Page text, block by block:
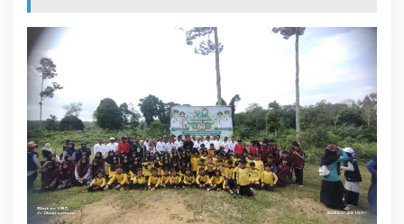
P
r
o
v
i
n
s
i